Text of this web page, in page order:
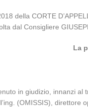
della CORTE
dal Consigliere
La
in giudizio, innanzi
(OMISSIS),